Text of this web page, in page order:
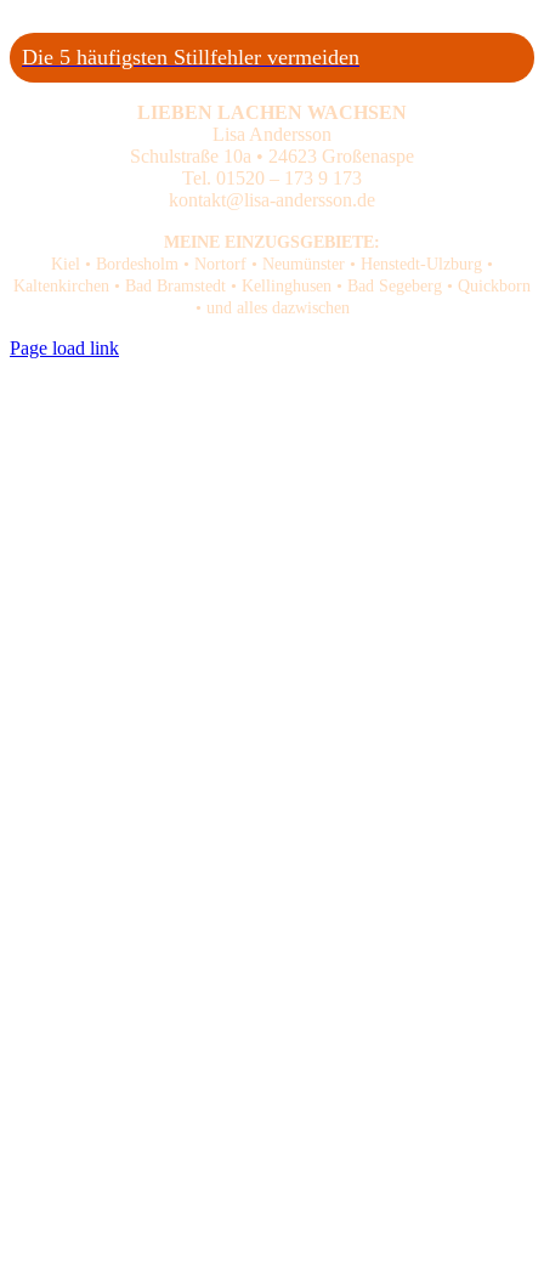
Die 5 häufigsten Stillfehler vermeiden
LIEBEN LACHEN WACHSEN
Lisa Andersson
Schulstraße 10a • 24623 Großenaspe
Tel. 01520 – 173 9 173
kontakt@lisa-andersson.de
MEINE EINZUGSGEBIETE:
Kiel • Bordesholm • Nortorf • Neumünster • Henstedt-Ulzburg •
Kaltenkirchen • Bad Bramstedt • Kellinghusen • Bad Segeberg • Quickborn
• und alles dazwischen
Page load link